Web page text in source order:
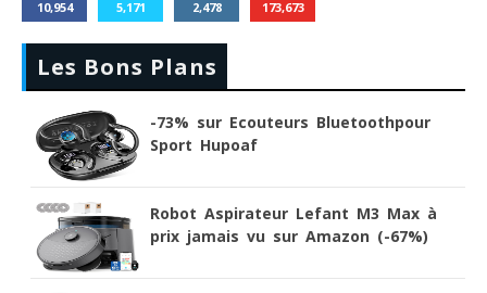
10,954 5,171 2,478 173,673
Les Bons Plans
-73% sur Ecouteurs Bluetoothpour
Sport Hupoaf
Robot Aspirateur Lefant M3 Max à
prix jamais vu sur Amazon (-67%)